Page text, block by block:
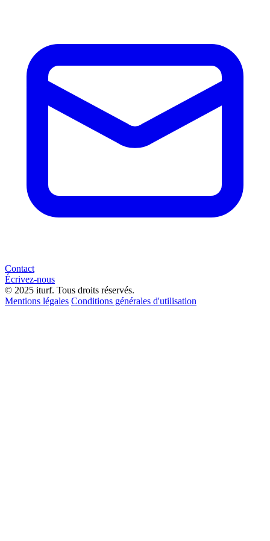
Contact
Écrivez-nous
© 2025 iturf. Tous droits réservés.
Mentions légales Conditions générales d'utilisation